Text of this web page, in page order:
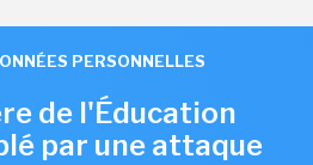
PERSONNELLES
de l'Éducation
par une attaque